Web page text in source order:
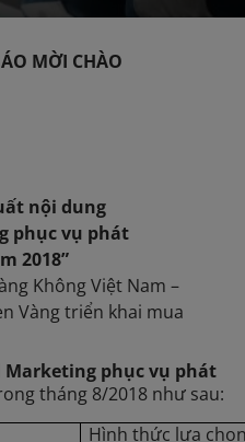
CHÀO
dung
phục vụ phát
2018”
Không Việt Nam –
Vàng triển khai mua
phục vụ phát
tháng 8/2018 như sau:
Hình thức lựa